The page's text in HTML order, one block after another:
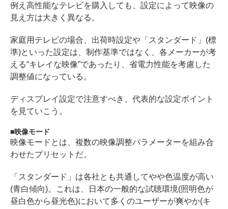
例え高性能なテレビを購入しても、設定によって映像の
見え方は大きく異なる。
家庭用テレビの場合、出荷時設定や「スタンダード」(標
準)といった設定は、制作基準ではなく、各メーカーが考
える“キレイな映像”であったり、省電力性能を考慮した
調整値になっている。
ディスプレイ設定で注意すべき、代表的な設定ポイント
を見ていこう。
映像モード
映像モードとは、複数の映像調整パラメーターを組み合
わせたプリセットだ。
「スタンダード」は各社とも共通してやや色温度が高い
(青白傾向)。これは、日本の一般的な試聴環境(照明色が
昼白色から昼光色)において多くのユーザーが爽やか(キ